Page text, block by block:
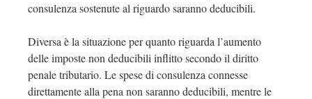
consulenza sostenute al riguardo saranno deducibili.
Diversa è la situazione per quanto riguarda l’aumento
delle imposte non deducibili inflitto secondo il diritto
penale tributario. Le spese di consulenza connesse
direttamente alla pena non saranno deducibili, mentre le